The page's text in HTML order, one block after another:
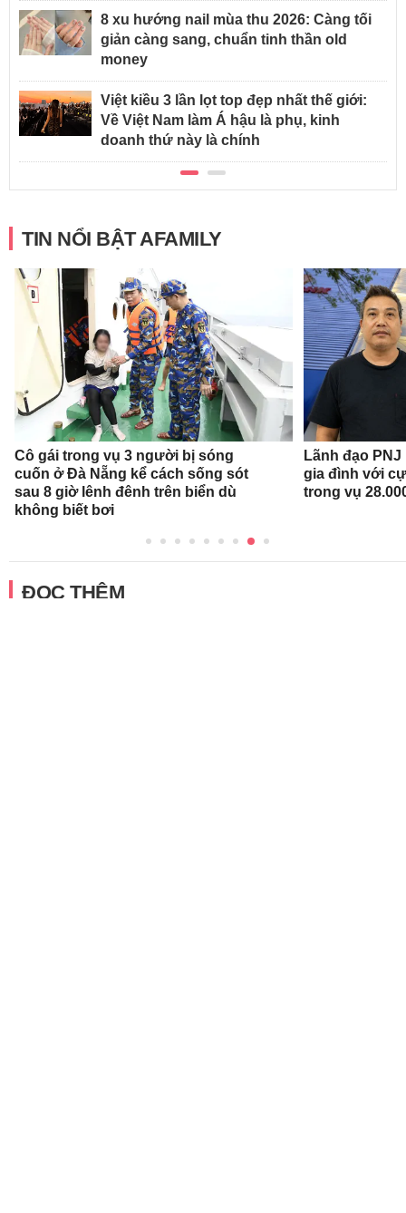
8 xu hướng nail mùa thu 2026: Càng tối
giản càng sang, chuẩn tinh thần old
money
Việt kiều 3 lần lọt top đẹp nhất thế giới:
Về Việt Nam làm Á hậu là phụ, kinh
doanh thứ này là chính
TIN NỔI BẬT AFAMILY
Cô gái trong vụ 3 người bị sóng
cuốn ở Đà Nẵng kể cách sống sót
sau 8 giờ lênh đênh trên biển dù
không biết bơi
Lãnh đạo
gia đình với
trong vụ
ĐỌC THÊM